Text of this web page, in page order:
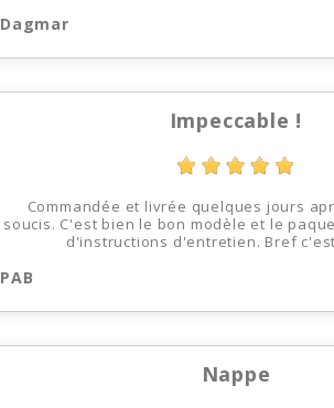
Dagmar
Impeccable !
Commandée et livrée quelques jours
soucis. C'est bien le bon modèle et le
d'instructions d'entretien. Bref
PAB
Nappe